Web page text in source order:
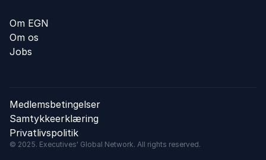
Om EGN
Om os
Jobs
© 2025. Executives' Global Network. All rights reserved.
Medlemsbetingelser
Samtykkeerklæring
Privatlivspolitik